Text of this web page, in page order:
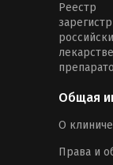
Реестр
Общая
О
Права и